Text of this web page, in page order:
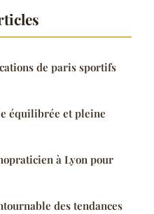
de paris sportifs
équilibrée et pleine
à Lyon pour
des tendances